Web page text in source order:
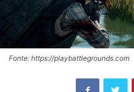
Fonte: https://playbattlegrounds.com